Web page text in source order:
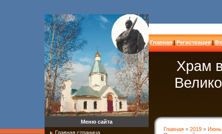
Главная|Регистрация|
Храм
Главная » 2019 » Июнь
Меню сайта
Главная страница